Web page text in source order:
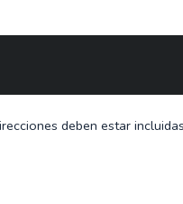
deben estar